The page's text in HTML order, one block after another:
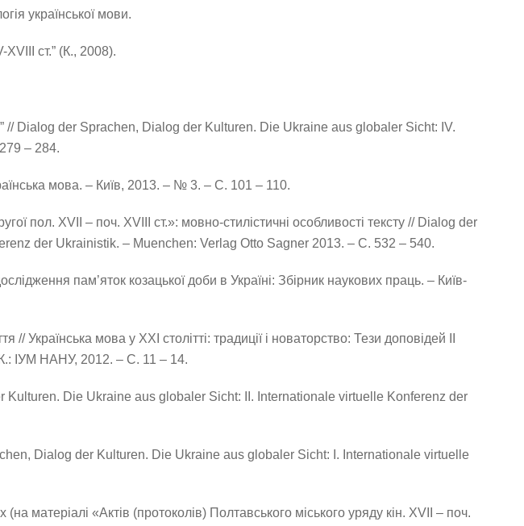
української мови.
XVIII ст.” (К., 2008).
// Dialog der Sprachen, Dialog der Kulturen. Die Ukraine aus globaler Sicht: ІV.
– 284.
мова. – Київ, 2013. – № 3. – С. 101 – 110.
пол. XVII – поч. XVIII ст.»: мовно-стилістичні особливості тексту // Dialog der
der Ukrainistik. – Muenchen: Verlag Otto Sagner 2013. – С. 532 – 540.
пам’яток козацької доби в Україні: Збірник наукових праць. – Київ-
Українська мова у ХХІ столітті: традиції і новаторство: Тези доповідей ІІ
К.: ІУМ НАНУ, 2012. – С. 11 – 14.
Kulturen. Die Ukraine aus globaler Sicht: ІІ. Internationale virtuelle Konferenz der
Dialog der Kulturen. Die Ukraine aus globaler Sicht: І. Internationale virtuelle
матеріалі «Актів (протоколів) Полтавського міського уряду кін. XVІІ – поч.